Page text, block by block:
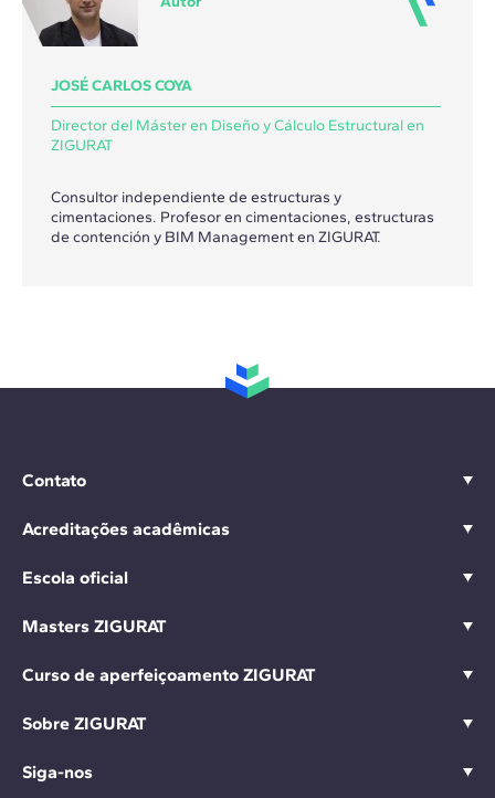
JOSÉ CARLOS COYA
Director del Máster en Diseño y Cálculo Estructural en
ZIGURAT
Consultor independiente de estructuras y
cimentaciones. Profesor en cimentaciones, estructuras
de contención y BIM Management en ZIGURAT.
Contato
Acreditações acadêmicas
Escola oficial
Masters ZIGURAT
Curso de aperfeiçoamento ZIGURAT
Sobre ZIGURAT
Siga-nos